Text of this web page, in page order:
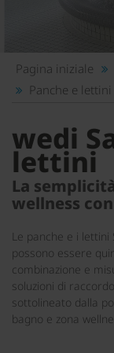
Pagina iniziale
Panche e lettini
wedi
lettini
La
wellness
Le panche e i
possono essere
combinazione e
soluzioni di
sottolineato dalla
bagno e zona